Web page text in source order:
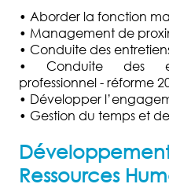
• Aborder la fonction
• Management de
• Conduite des
• Conduite des
professionnel-réforme
• Développer
• Gestion du temps et
Ressources